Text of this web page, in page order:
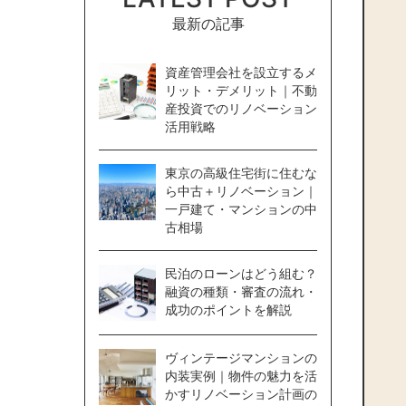
最新の記事
資産管理会社を設立するメ
リット・デメリット｜不動
産投資でのリノベーション
活用戦略
東京の高級住宅街に住むな
ら中古＋リノベーション｜
一戸建て・マンションの中
古相場
民泊のローンはどう組む？
融資の種類・審査の流れ・
成功のポイントを解説
ヴィンテージマンションの
内装実例｜物件の魅力を活
かすリノベーション計画の